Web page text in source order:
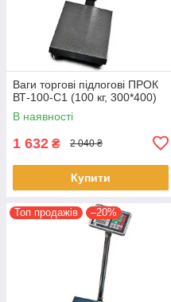
Ваги торгові підлогові ПРОК
ВТ-100-С1 (100 кг, 300*400)
В наявності
1 632 ₴ 2 040 ₴
Купити
Топ продажів –20%